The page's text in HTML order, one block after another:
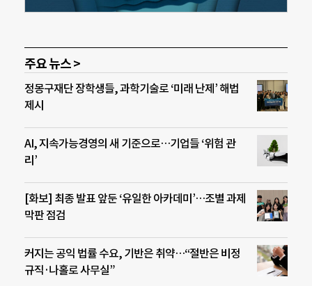
주요 뉴스 >
정몽구재단 장학생들, 과학기술로 ‘미래 난제’ 해법
제시
AI, 지속가능경영의 새 기준으로…기업들 ‘위험 관
리’
[화보] 최종 발표 앞둔 ‘유일한 아카데미’…조별 과제
막판 점검
커지는 공익 법률 수요, 기반은 취약…“절반은 비정
규직·나홀로 사무실”